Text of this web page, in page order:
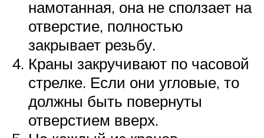
намотанная, она не сползает на
отверстие, полностью
закрывает резьбу.
Краны закручивают по часовой
стрелке. Если они угловые, то
должны быть повернуты
отверстием вверх.